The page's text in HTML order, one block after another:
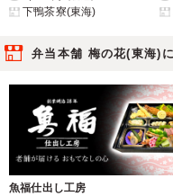
下鴨茶寮(東海)
弁当本舗 梅の花(東海)
魚福仕出し工房